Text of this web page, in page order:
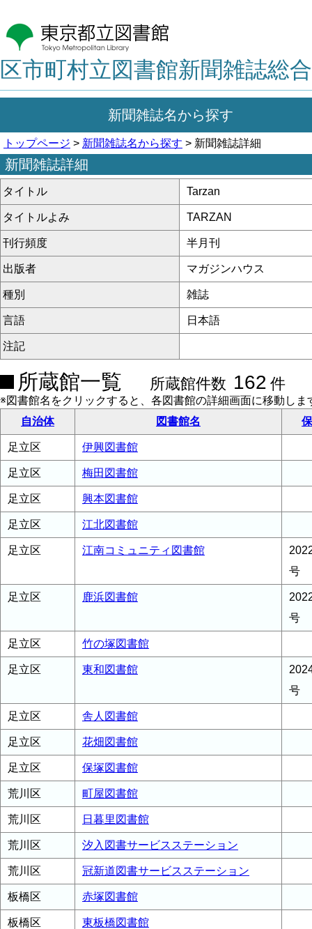
区市町村立図書館新聞雑誌総
新聞雑誌名から探す
トップページ > 新聞雑誌名から探す > 新聞雑誌詳細
新聞雑誌詳細
タイトル Tarzan
タイトルよみ TARZAN
刊行頻度 半月刊
出版者 マガジンハウス
種別 雑誌
言語 日本語
注記
所蔵館一覧 所蔵館件数 162 件
※図書館名をクリックすると、各図書館の詳細画面に移動しま
自治体
図書館名
足立区 伊興図書館
足立区 梅田図書館
足立区 興本図書館
足立区 江北図書館
足立区 江南コミュニティ図書館
号
足立区 鹿浜図書館
号
足立区 竹の塚図書館
足立区 東和図書館
号
足立区 舎人図書館
足立区 花畑図書館
足立区 保塚図書館
荒川区 町屋図書館
荒川区 日暮里図書館
荒川区 汐入図書サービスステーション
荒川区 冠新道図書サービスステーション
板橋区 赤塚図書館
板橋区 東板橋図書館